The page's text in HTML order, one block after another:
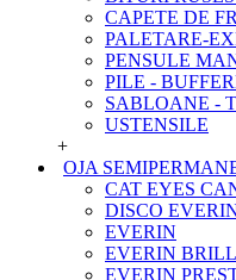
CAPETE DE
PALETARE-
PENSULE
PILE -
SABLOANE -
USTENSILE
+
OJA
CAT EYES
DISCO
EVERIN
EVERIN
EVERIN